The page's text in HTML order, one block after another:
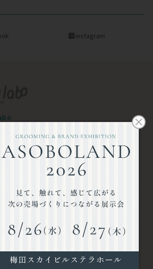
instagram
大阪市西区江戸堀1-23-11 6F
日・祝日
ます
ーム
様
記
co.,ltd. All Rights Reserved.